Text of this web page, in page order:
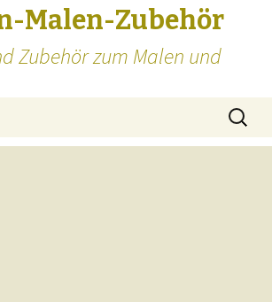
Malen-Zubehör
Zubehör zum Malen und
Suchen
nach: